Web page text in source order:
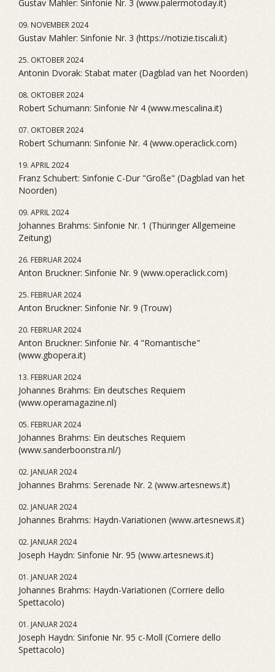
Gustav Mahler: Sinfonie Nr. 3 (www.palermotoday.it)
09. NOVEMBER 2024
Gustav Mahler: Sinfonie Nr. 3 (https://notizie.tiscali.it)
25. OKTOBER 2024
Antonin Dvorak: Stabat mater (Dagblad van het Noorden)
08. OKTOBER 2024
Robert Schumann: Sinfonie Nr 4 (www.mescalina.it)
07. OKTOBER 2024
Robert Schumann: Sinfonie Nr. 4 (www.operaclick.com)
19. APRIL 2024
Franz Schubert: Sinfonie C-Dur "Große" (Dagblad van het
Noorden)
09. APRIL 2024
Johannes Brahms: Sinfonie Nr. 1 (Thüringer Allgemeine
Zeitung)
26. FEBRUAR 2024
Anton Bruckner: Sinfonie Nr. 9 (www.operaclick.com)
25. FEBRUAR 2024
Anton Bruckner: Sinfonie Nr. 9 (Trouw)
20. FEBRUAR 2024
Anton Bruckner: Sinfonie Nr. 4 "Romantische"
(www.gbopera.it)
13. FEBRUAR 2024
Johannes Brahms: Ein deutsches Requiem
(www.operamagazine.nl)
05. FEBRUAR 2024
Johannes Brahms: Ein deutsches Requiem
(www.sanderboonstra.nl/)
02. JANUAR 2024
Johannes Brahms: Serenade Nr. 2 (www.artesnews.it)
02. JANUAR 2024
Johannes Brahms: Haydn-Variationen (www.artesnews.it)
02. JANUAR 2024
Joseph Haydn: Sinfonie Nr. 95 (www.artesnews.it)
01. JANUAR 2024
Johannes Brahms: Haydn-Variationen (Corriere dello
Spettacolo)
01. JANUAR 2024
Joseph Haydn: Sinfonie Nr. 95 c-Moll (Corriere dello
Spettacolo)